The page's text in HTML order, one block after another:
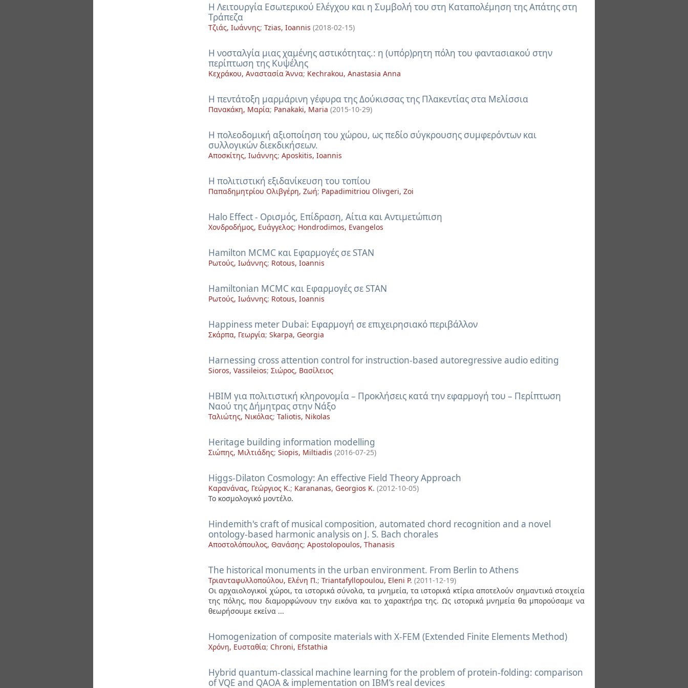
H Λειτουργία Εσωτερικού Ελέγχου και η Συμβολή του στη Καταπολέμηση της Απάτης στη
Τράπεζα
Τζιάς, Ιωάννης; Tzias, Ioannis (2018-02-15)
H νοσταλγία μιας χαμένης αστικότητας.: η (υπόρ)ρητη πόλη του φαντασιακού στην
περίπτωση της Κυψέλης
Κεχράκου, Αναστασία Άννα; Kechrakou, Anastasia Anna
H πεντάτοξη μαρμάρινη γέφυρα της Δούκισσας της Πλακεντίας στα Μελίσσια
Πανακάκη, Μαρία; Panakaki, Maria (2015-10-29)
H πολεοδομική αξιοποίηση του χώρου, ως πεδίο σύγκρουσης συμφερόντων και
συλλογικών διεκδικήσεων.
Αποσκίτης, Ιωάννης; Aposkitis, Ioannis
H πολιτιστική εξιδανίκευση του τοπίου
Παπαδημητρίου Ολιβγέρη, Ζωή; Papadimitriou Olivgeri, Zoi
Halo Effect - Ορισμός, Επίδραση, Αίτια και Αντιμετώπιση
Χονδροδήμος, Ευάγγελος; Hondrodimos, Evangelos
Hamilton MCMC και Εφαρμογές σε STAN
Ρωτούς, Ιωάννης; Rotous, Ioannis
Hamiltonian MCMC και Εφαρμογές σε STAN
Ρωτούς, Ιωάννης; Rotous, Ioannis
Happiness meter Dubai: Εφαρμογή σε επιχειρησιακό περιβάλλον
Σκάρπα, Γεωργία; Skarpa, Georgia
Harnessing cross attention control for instruction-based autoregressive audio editing
Sioros, Vassileios; Σιώρος, Βασίλειος
HBIM για πολιτιστική κληρονομία – Προκλήσεις κατά την εφαρμογή του – Περίπτωση
Ναού της Δήμητρας στην Νάξο
Ταλιώτης, Νικόλας; Taliotis, Nikolas
Heritage building information modelling
Σιώπης, Μιλτιάδης; Siopis, Miltiadis (2016-07-25)
Higgs-Dilaton Cosmology: An effective Field Theory Approach
Καρανάνας, Γεώργιος Κ.; Karananas, Georgios K. (2012-10-05)
Το κοσμολογικό μοντέλο.
Hindemith's craft of musical composition, automated chord recognition and a novel
ontology-based harmonic analysis on J. S. Bach chorales
Αποστολόπουλος, Θανάσης; Apostolopoulos, Thanasis
The historical monuments in the urban environment. From Berlin to Athens
Τριανταφυλλοπούλου, Ελένη Π.; Triantafyllopoulou, Eleni P. (2011-12-19)
Οι αρχαιολογικοί χώροι, τα ιστορικά σύνολα, τα μνημεία, τα ιστορικά κτίρια αποτελούν σημαντικά στοιχεία
της πόλης, που διαμορφώνουν την εικόνα και το χαρακτήρα της. Ως ιστορικά μνημεία θα μπορούσαμε να
θεωρήσουμε εκείνα ...
Homogenization of composite materials with X-FEM (Extended Finite Elements Method)
Χρόνη, Ευσταθία; Chroni, Efstathia
Hybrid quantum-classical machine learning for the problem of protein-folding: comparison
of VQE and QAOA & implementation on IBM’s real devices